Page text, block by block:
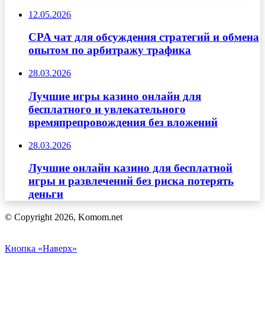
12.05.2026
CPA чат для обсуждения стратегий и обмена
опытом по арбитражу трафика
28.03.2026
Лучшие игры казино онлайн для
бесплатного и увлекательного
времяпрепровождения без вложений
28.03.2026
Лучшие онлайн казино для бесплатной
игры и развлечений без риска потерять
деньги
© Copyright 2026, Komom.net
Кнопка «Наверх»